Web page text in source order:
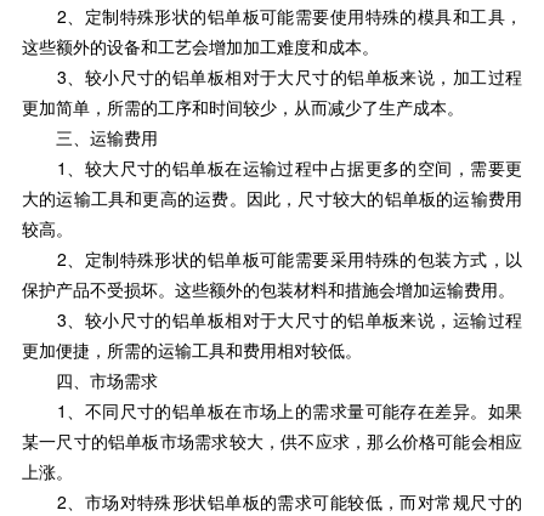
2、定制特殊形状的铝单板可能需要使用特殊的模具和工具，
这些额外的设备和工艺会增加加工难度和成本。
3、较小尺寸的铝单板相对于大尺寸的铝单板来说，加工过程
更加简单，所需的工序和时间较少，从而减少了生产成本。
三、运输费用
1、较大尺寸的铝单板在运输过程中占据更多的空间，需要更
大的运输工具和更高的运费。因此，尺寸较大的铝单板的运输费用
较高。
2、定制特殊形状的铝单板可能需要采用特殊的包装方式，以
保护产品不受损坏。这些额外的包装材料和措施会增加运输费用。
3、较小尺寸的铝单板相对于大尺寸的铝单板来说，运输过程
更加便捷，所需的运输工具和费用相对较低。
四、市场需求
1、不同尺寸的铝单板在市场上的需求量可能存在差异。如果
某一尺寸的铝单板市场需求较大，供不应求，那么价格可能会相应
上涨。
2、市场对特殊形状铝单板的需求可能较低，而对常规尺寸的